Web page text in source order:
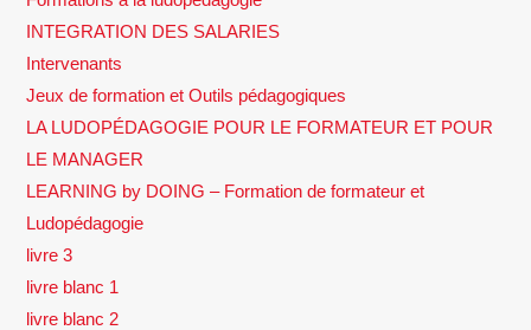
INTEGRATION DES SALARIES
Intervenants
Jeux de formation et Outils pédagogiques
LA LUDOPÉDAGOGIE POUR LE FORMATEUR ET POUR
LE MANAGER
LEARNING by DOING – Formation de formateur et
Ludopédagogie
livre 3
livre blanc 1
livre blanc 2